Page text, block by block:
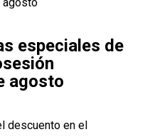
especiales de
agosto